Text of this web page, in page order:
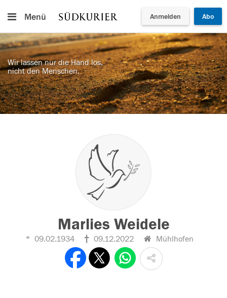
Menü Anmelden Abo
Wir lassen nur die Hand los,
nicht den Menschen.
Marlies Weidele
09.02.1934 09.12.2022 Mühlhofen